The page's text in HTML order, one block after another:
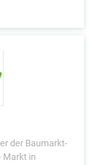
der Baumarkt-
Markt in